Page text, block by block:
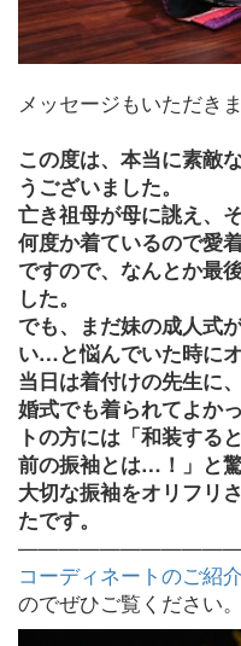
メッセージもいただき
この度は、本当に素敵
うございました。
亡き祖母が母に誂え、
何度か着ているので愛
ですので、なんとか最
した。
でも、まだ妹の成人式
い…と悩んでいた時に
当日は着付けの先生に
婚式でも着られてよか
トの方には「和装する
前の振袖とは…！」と
大切な振袖をオリフリ
たです。
コーディネートのご紹介
のでぜひご覧ください。